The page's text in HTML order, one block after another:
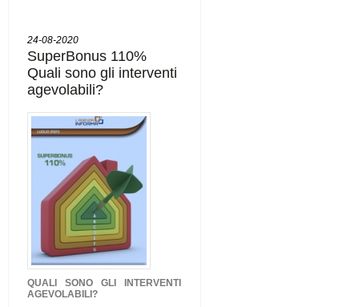
24-08-2020
SuperBonus 110%
Quali sono gli interventi
agevolabili?
QUALI SONO GLI
INTERVENTI
AGEVOLABILI?